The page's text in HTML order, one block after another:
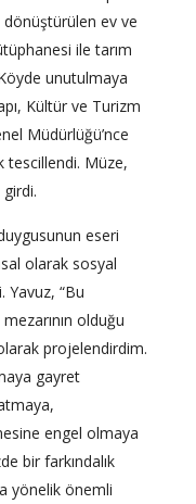
ev ve
ile tarım
unutulmaya
Kültür ve Turizm
Müdürlüğü’nce
tescillendi. Müze,
eseri
olarak sosyal
Yavuz, “Bu
olduğu
projelendirdim.
gayret
engel olmaya
bir farkındalık
yönelik önemli